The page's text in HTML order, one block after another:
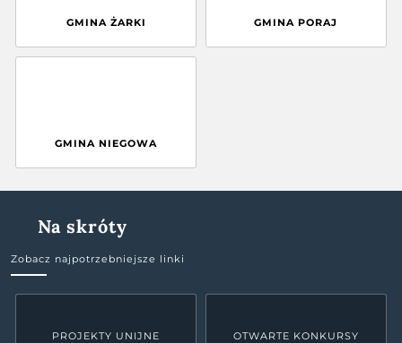
GMINA ŻARKI GMINA PORAJ
GMINA NIEGOWA
Na skróty
Zobacz najpotrzebniejsze linki
PROJEKTY UNIJNE
OTWARTE KONKURSY